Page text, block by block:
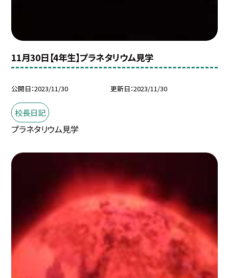
11月30日【4年生】プラネタリウム見学
公開日 2023/11/30 更新日 2023/11/30
校長日記
プラネタリウム見学